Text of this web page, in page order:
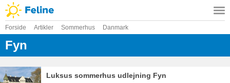
Forside Artikler Sommerhus Danmark
Fyn
Luksus sommerhus udlejning Fyn